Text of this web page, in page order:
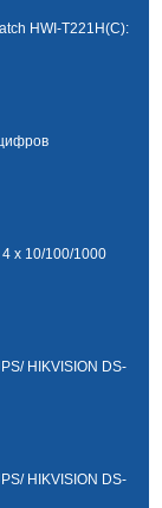
HWI-T221H(C):
4 x 10/100/1000
HIKVISION DS-
HIKVISION DS-